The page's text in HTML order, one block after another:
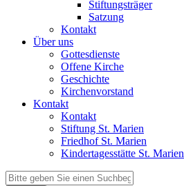
Stiftungsträger
Satzung
Kontakt
Über uns
Gottesdienste
Offene Kirche
Geschichte
Kirchenvorstand
Kontakt
Kontakt
Stiftung St. Marien
Friedhof St. Marien
Kindertagesstätte St. Marien